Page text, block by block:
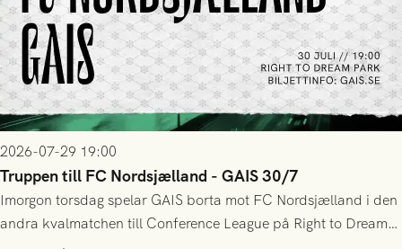
2026-07-29 19:00
Truppen till FC Nordsjælland - GAIS 30/7
Imorgon torsdag spelar GAIS borta mot FC Nordsjælland i den
andra kvalmatchen till Conference League på Right to Dream